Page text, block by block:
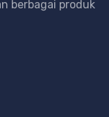
berbagai produk